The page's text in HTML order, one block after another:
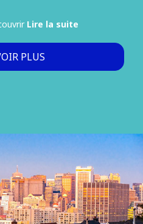
Lire la suite
PLUS